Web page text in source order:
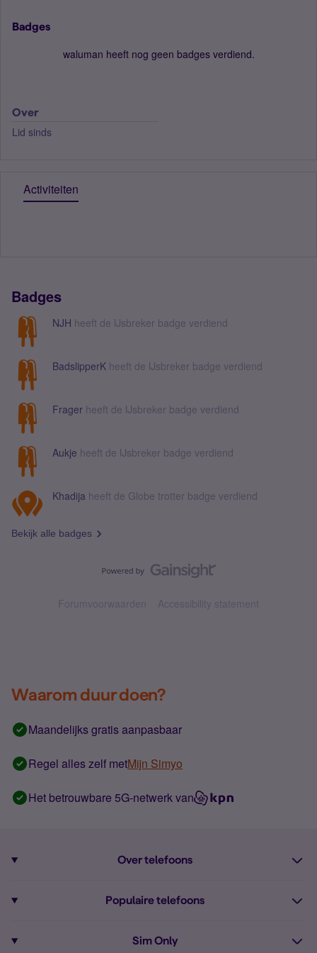
Badges
waluman heeft nog geen badges verdiend.
Over
Lid sinds
Activiteiten
Badges
NJH heeft de IJsbreker badge verdiend
BadslipperK heeft de IJsbreker badge verdiend
Frager heeft de IJsbreker badge verdiend
Aukje heeft de IJsbreker badge verdiend
Khadija heeft de Globe trotter badge verdiend
Bekijk alle badges
Forumvoorwaarden Accessibility statement
Waarom duur doen?
Maandelijks gratis aanpasbaar
Regel alles zelf metMijn Simyo
Het betrouwbare 5G-netwerk van
Over telefoons
Alle telefoons
Populaire telefoons
Sim Only